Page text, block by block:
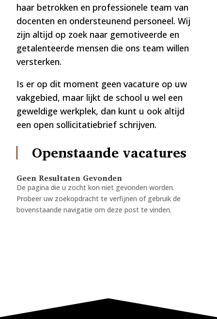
haar betrokken en professionele team van
docenten en ondersteunend personeel. Wij
zijn altijd op zoek naar gemotiveerde en
getalenteerde mensen die ons team willen
versterken.
Is er op dit moment geen vacature op uw
vakgebied, maar lijkt de school u wel een
geweldige werkplek, dan kunt u ook altijd
een open sollicitatiebrief schrijven.
Openstaande vacatures
Geen Resultaten Gevonden
De pagina die u zocht kon niet gevonden worden.
Probeer uw zoekopdracht te verfijnen of gebruik de
bovenstaande navigatie om deze post te vinden.